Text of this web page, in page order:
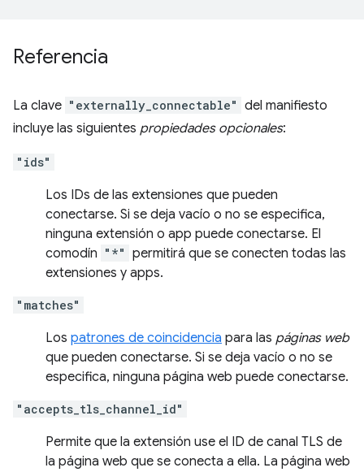
Referencia
La clave "externally_connectable" del manifiesto
incluye las siguientes propiedades opcionales:
"ids"
Los IDs de las extensiones que pueden
conectarse. Si se deja vacío o no se especifica,
ninguna extensión o app puede conectarse. El
comodín "*" permitirá que se conecten todas las
extensiones y apps.
"matches"
Los patrones de coincidencia para las páginas web
que pueden conectarse. Si se deja vacío o no se
especifica, ninguna página web puede conectarse.
"accepts_tls_channel_id"
Permite que la extensión use el ID de canal TLS de
la página web que se conecta a ella. La página web